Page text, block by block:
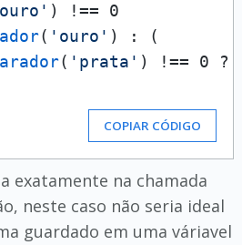
) !== 0
( 'ouro' ) : (
( 'prata' ) !== 0 ?
COPIAR CÓDIGO
exatamente na chamada
neste caso não seria ideal
guardado em uma váriavel